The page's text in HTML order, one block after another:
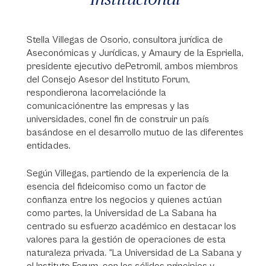
Stella Villegas de Osorio, consultora jurídica de
Aseconómicas y Jurídicas, y Amaury de la Espriella,
presidente ejecutivo dePetromil, ambos miembros
del Consejo Asesor del Instituto Forum,
respondierona lacorrelaciónde la
comunicaciónentre las empresas y las
universidades, conel fin de construir un país
basándose en el desarrollo mutuo de las diferentes
entidades.
Según Villegas, partiendo de la experiencia de la
esencia del fideicomiso como un factor de
confianza entre los negocios y quienes actúan
como partes, la Universidad de La Sabana ha
centrado su esfuerzo académico en destacar los
valores para la gestión de operaciones de esta
naturaleza privada. “La Universidad de La Sabana y